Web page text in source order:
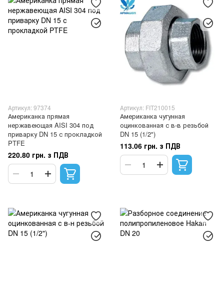
Артикул: 97374
Американка прямая
нержавеющая AISI 304 под
приварку DN 15 с прокладкой
PTFE
220.80 грн. з ПДВ
Артикул: FIT210015
Американка чугунная
оцинкованная с в-в резьбой
DN 15 (1/2")
113.06 грн. з ПДВ